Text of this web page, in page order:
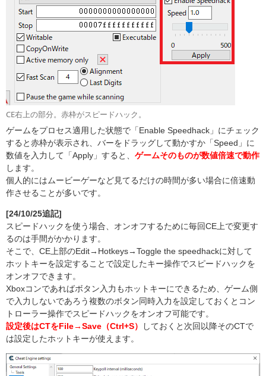
CE右上の部分。赤枠がスピードハック。
ゲームをプロセス適用した状態で「Enable Speedhack」にチェック
すると赤枠が表示され、バーをドラッグして動かすか「Speed」に
数値を入力して「Apply」すると、 ゲームそのものが数値倍速で動作
します。
個人的にはムービーゲーなど見てるだけの時間が多い場合に倍速動
作させることが多いです。
[24/10/25追記]
スピードハックを使う場合、オンオフするために毎回CE上で変更す
るのは手間がかかります。
そこで、CE上部のEdit→Hotkeys→Toggle the speedhackに対して
ホットキーを設定することで設定したキー操作でスピードハックを
オンオフできます。
Xboxコンであればボタン入力もホットキーにできるため、ゲーム側
で入力しないであろう複数のボタン同時入力を設定しておくとコン
トローラー操作でスピードハックをオンオフ可能です。
設定後はCTをFile→Save（Ctrl+S）
しておくと次回以降そのCTで
は設定したホットキーが使えます。